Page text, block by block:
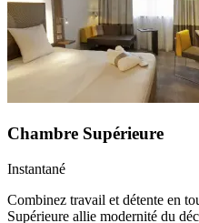
Chambre Supérieure
Instantané
Combinez travail et détente en
Supérieure allie modernité du